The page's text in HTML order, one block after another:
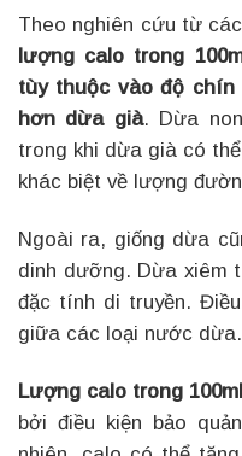
Theo nghiên cứu từ
lượng calo trong
tùy thuộc vào độ
hơn dừa già. Dừa
trong khi dừa già có
khác biệt về lượng
Ngoài ra, giống dừa
dinh dưỡng. Dừa xiêm
đặc tính di truyền.
giữa các loại nước dừa.
Lượng calo trong
bởi điều kiện bảo